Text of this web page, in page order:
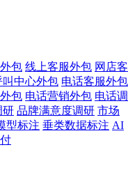
包 线上客服外包 网店客
叫中心外包 电话客服外包
包 电话营销外包 电话调
研 品牌满意度调研 市场
型标注 垂类数据标注 AI